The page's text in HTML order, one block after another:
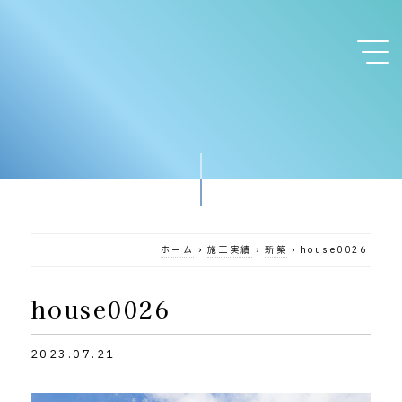
ホーム › 施工実績 › 新築 › house0026
house0026
2023.07.21